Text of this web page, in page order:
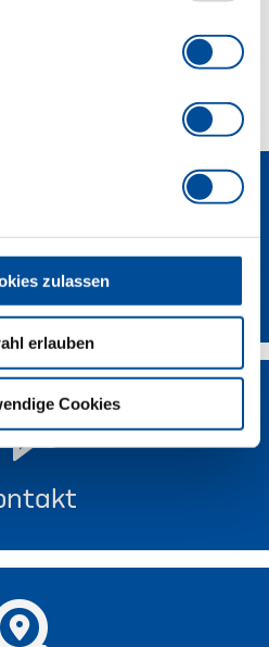
zulassen
erlauben
Cookies